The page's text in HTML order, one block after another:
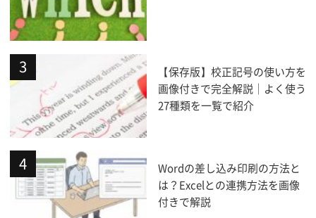
【保存版】校正記号の使い方を
画像付きで完全解説｜よく使う
27種類を一覧で紹介
Wordの差し込み印刷の方法と
は？Excelとの連携方法を画像
付きで解説